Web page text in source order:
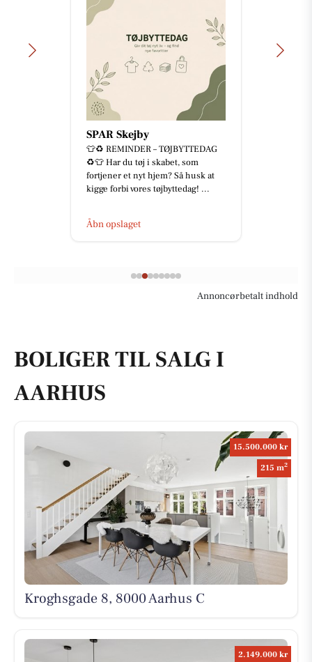
SPAR Skejby
👕♻️ REMINDER – TØJBYTTEDAG
♻️👕 Har du tøj i skabet, som
fortjener et nyt hjem? Så husk at
kigge forbi vores tøjbyttedag! ...
Åbn opslaget
Annoncørbetalt indhold
BOLIGER TIL SALG I
AARHUS
15.500.000 kr
215 m2
Kroghsgade 8, 8000 Aarhus C
2.149.000 kr